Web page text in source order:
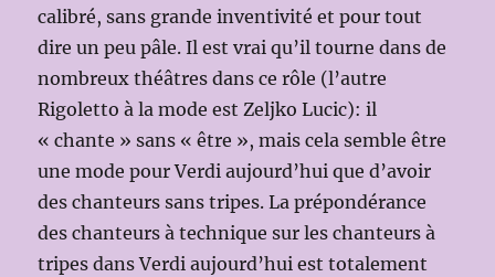
calibré, sans grande inventivité et pour tout
dire un peu pâle. Il est vrai qu’il tourne dans de
nombreux théâtres dans ce rôle (l’autre
Rigoletto à la mode est Zeljko Lucic): il
« chante » sans « être », mais cela semble être
une mode pour Verdi aujourd’hui que d’avoir
des chanteurs sans tripes. La prépondérance
des chanteurs à technique sur les chanteurs à
tripes dans Verdi aujourd’hui est totalement